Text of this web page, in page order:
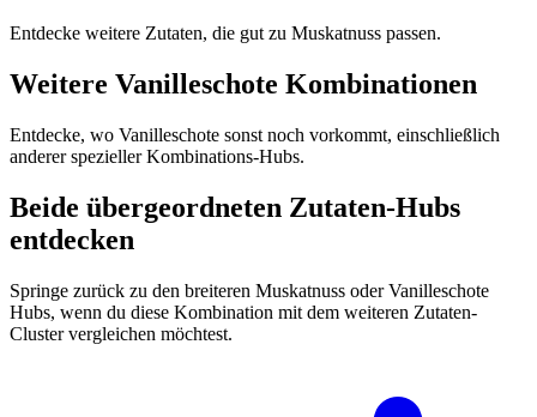
Entdecke weitere Zutaten, die gut zu Muskatnuss passen.
Weitere Vanilleschote Kombinationen
Entdecke, wo Vanilleschote sonst noch vorkommt, einschließlich
anderer spezieller Kombinations-Hubs.
Beide übergeordneten Zutaten-Hubs
entdecken
Springe zurück zu den breiteren Muskatnuss oder Vanilleschote
Hubs, wenn du diese Kombination mit dem weiteren Zutaten-
Cluster vergleichen möchtest.